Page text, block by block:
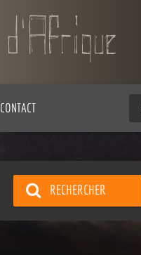
CONTACT
RECHERCHER